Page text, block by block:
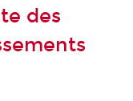
des